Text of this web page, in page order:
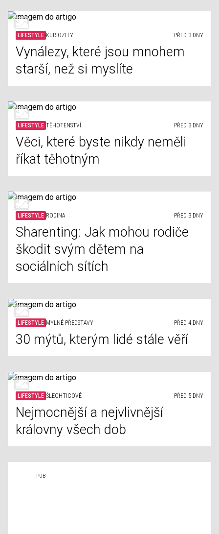
LIFESTYLE KURIOZITY PŘED 3 DNY
Vynálezy, které jsou mnohem
starší, než si myslíte
LIFESTYLE TĚHOTENSTVÍ PŘED 3 DNY
Věci, které byste nikdy neměli
říkat těhotným
LIFESTYLE RODINA PŘED 3 DNY
Sharenting: Jak mohou rodiče
škodit svým dětem na
sociálních sítích
LIFESTYLE MYLNÉ PŘEDSTAVY PŘED 4 DNY
30 mýtů, kterým lidé stále věří
LIFESTYLE ŠLECHTICOVÉ PŘED 5 DNY
Nejmocnější a nejvlivnější
královny všech dob